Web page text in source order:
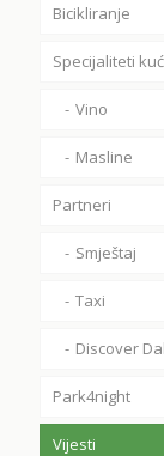
Bicikliranje
Specijaliteti
Vino
Masline
Partneri
Smještaj
Taxi
Discover
Park4night
Vijesti